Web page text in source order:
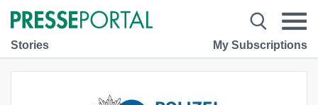
Stories My Subscriptions